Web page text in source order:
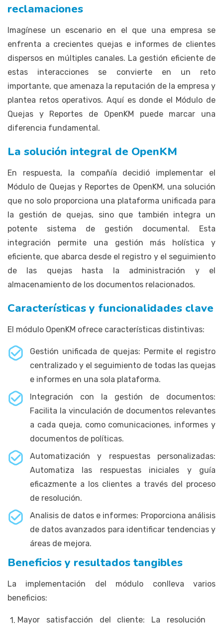
reclamaciones
Imagínese un escenario en el que una empresa se
enfrenta a crecientes quejas e informes de clientes
dispersos en múltiples canales. La gestión eficiente de
estas interacciones se convierte en un reto
importante, que amenaza la reputación de la empresa y
plantea retos operativos. Aquí es donde el Módulo de
Quejas y Reportes de OpenKM puede marcar una
diferencia fundamental.
La solución integral de OpenKM
En respuesta, la compañía decidió implementar el
Módulo de Quejas y Reportes de OpenKM, una solución
que no solo proporciona una plataforma unificada para
la gestión de quejas, sino que también integra un
potente sistema de gestión documental. Esta
integración permite una gestión más holística y
eficiente, que abarca desde el registro y el seguimiento
de las quejas hasta la administración y el
almacenamiento de los documentos relacionados.
Características y funcionalidades clave
El módulo OpenKM ofrece características distintivas:
Gestión unificada de quejas: Permite el registro
centralizado y el seguimiento de todas las quejas
e informes en una sola plataforma.
Integración con la gestión de documentos:
Facilita la vinculación de documentos relevantes
a cada queja, como comunicaciones, informes y
documentos de políticas.
Automatización y respuestas personalizadas:
Automatiza las respuestas iniciales y guía
eficazmente a los clientes a través del proceso
de resolución.
Analisis de datos e informes: Proporciona análisis
de datos avanzados para identificar tendencias y
áreas de mejora.
Beneficios y resultados tangibles
La implementación del módulo conlleva varios
beneficios:
Mayor satisfacción del cliente: La resolución